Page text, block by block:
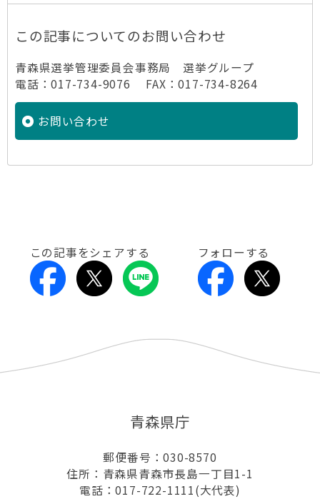
この記事についてのお問い合わせ
青森県選挙管理委員会事務局 選挙グループ
電話：017-734-9076 FAX：017-734-8264
お問い合わせ
この記事をシェアする フォローする
青森県庁
郵便番号：030-8570
住所：青森県青森市長島一丁目1-1
電話：017-722-1111(大代表)